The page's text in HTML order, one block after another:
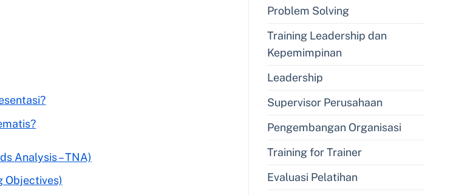
Analysis – TNA)
Objectives)
Problem Solving
Training Leadership dan
Kepemimpinan
Leadership
Supervisor Perusahaan
Pengembangan Organisasi
Training for Trainer
Evaluasi Pelatihan